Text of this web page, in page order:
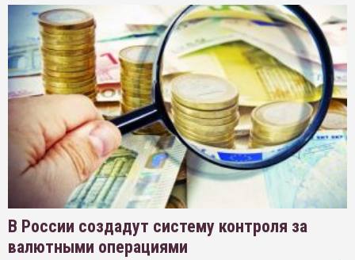
В России создадут систему контроля за
валютными операциями